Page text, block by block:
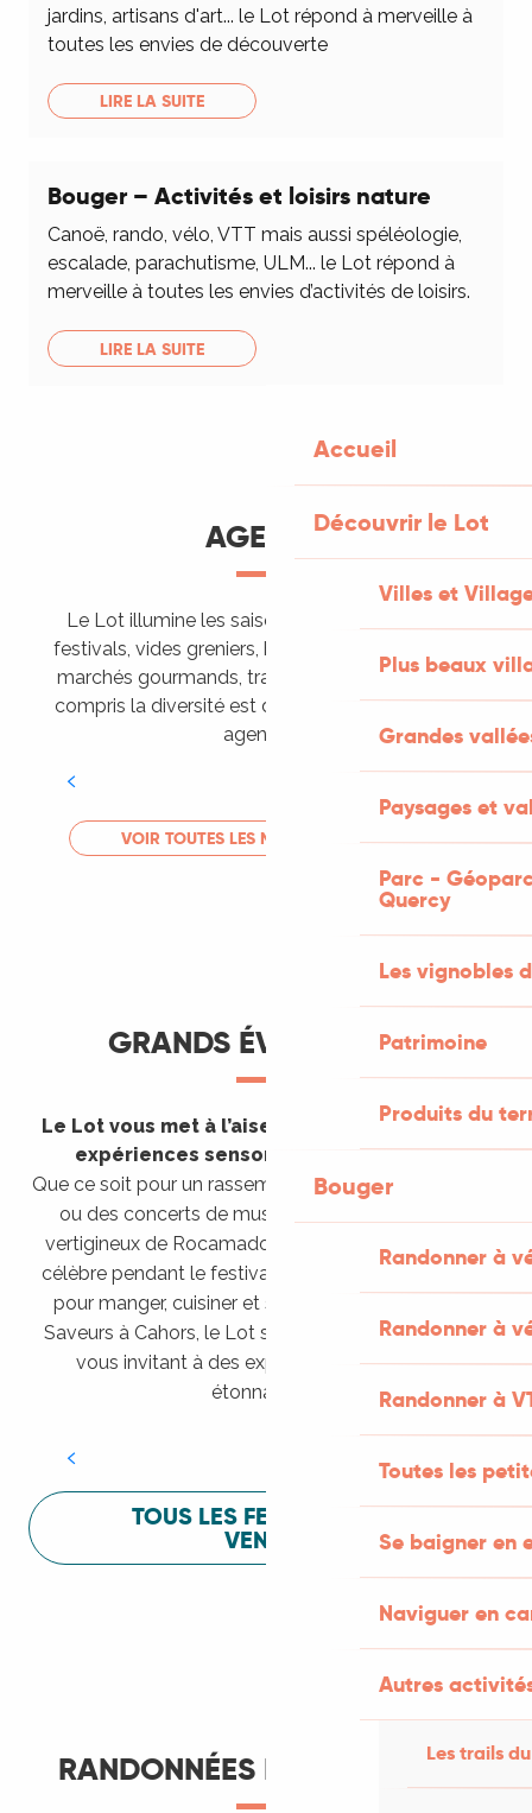
Accueil
Découvrir le Lot
Villes et
Plus beaux
Grandes
Paysages et
Parc -
Quercy
Les vignobles
Patrimoine
Produits du
Bouger
Randonner à
Randonner à
Randonner à
Toutes les
Se baigner en
Naviguer en
Autres
Les trails
jardins, artisans d'art... le Lot répond à merveille à
toutes les envies de découverte
LIRE LA SUITE
Bouger – Activités et loisirs nature
Canoë, rando, vélo, VTT mais aussi spéléologie,
escalade, parachutisme, ULM... le Lot répond à
merveille à toutes les envies d’activités de loisirs.
LIRE LA SUITE
AGENDA
Le Lot illumine les saisons de ses animations :
festivals, vides greniers, brocantes, fêtes votives,
marchés gourmands, trails sportifs… Vous l’aurez
compris la diversité est de mise, alors tous à vos
agendas !
LIRE LA SUITE
VOIR TOUTES LES MANIFESTATIONS
GRANDS ÉVÈNEMENTS
Le Lot vous met à l’aise en vous invitant à des
expériences sensorielles étonnantes !
Que ce soit pour un rassemblement de montgolfières
ou des concerts de musique sacrée dans le site
vertigineux de Rocamadour, pour écouter un opéra
célèbre pendant le festival de Saint-Céré ou encore
pour manger, cuisiner et s’amuser pendant Lot of
Saveurs à Cahors, le Lot sait vous mettre à l’aise en
vous invitant à des expériences sensorielles
étonnantes !
Festival Lot of Saveurs
TOUS LES FESTIVALS À
VENIR
RANDONNÉES ET ITINÉRANCE